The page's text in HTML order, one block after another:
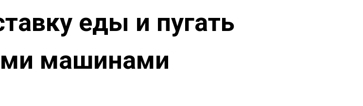
еды и пугать
машинами